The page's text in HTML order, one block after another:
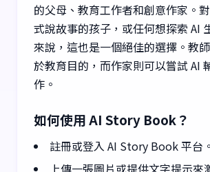
的父母、教育工作者和創意作家。
式說故事的孩子，或任何想探索 AI
來說，這也是一個絕佳的選擇。教
於教育目的，而作家則可以嘗試 AI
作。
如何使用 AI Story Book？
註冊或登入 AI Story Book 平台。
上傳一張圖片或提供文字提示來